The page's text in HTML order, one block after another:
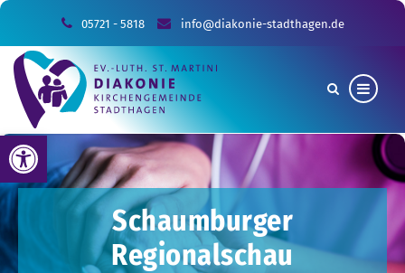
Werkzeugleiste öffnen
05721 - 5818 info@diakonie-stadthagen.de
Schaumburger
Regionalschau